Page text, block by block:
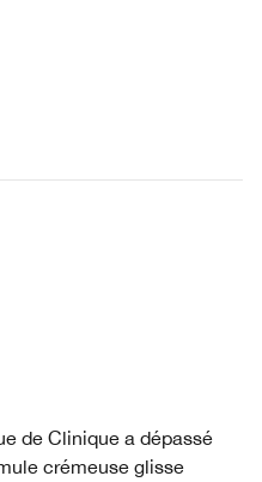
de Clinique a dépassé
crémeuse glisse